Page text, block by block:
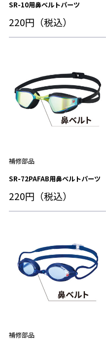
SR-10用鼻ベルトパーツ
220円（税込）
補修部品
SR-72PAFAB用鼻ベルトパーツ
220円（税込）
補修部品